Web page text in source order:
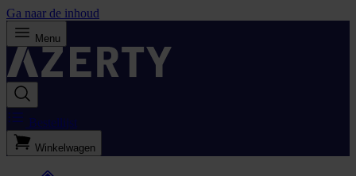
Ga naar de inhoud
Menu
Bestellijst
Winkelwagen